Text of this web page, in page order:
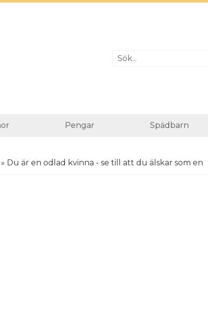
Pengar Spädbarn
» Du är en odlad kvinna - se till att du älskar som en